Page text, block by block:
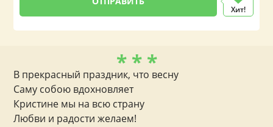
Хит!
* * *
В прекрасный праздник, что весну
Саму собою вдохновляет
Кристине мы на всю страну
Любви и радости желаем!